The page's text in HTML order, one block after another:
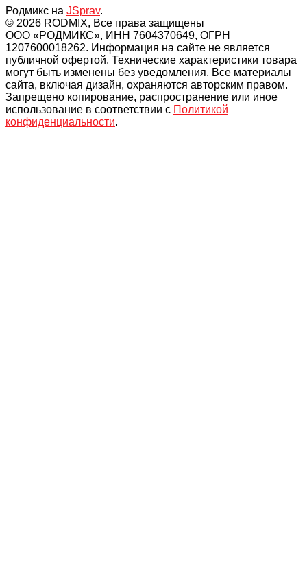
Родмикс на JSprav.
© 2026 RODMIX, Все права защищены
ООО «РОДМИКС», ИНН 7604370649, ОГРН
1207600018262. Информация на сайте не является
публичной офертой. Технические характеристики товара
могут быть изменены без уведомления. Все материалы
сайта, включая дизайн, охраняются авторским правом.
Запрещено копирование, распространение или иное
использование в соответствии с Политикой
конфиденциальности.